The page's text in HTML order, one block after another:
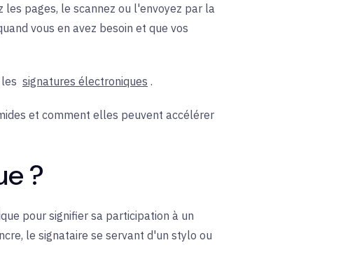
pages, le scannez ou l'envoyez par la
vous en avez besoin et que vos
signatures électroniques .
et comment elles peuvent accélérer
?
pour signifier sa participation à un
le signataire se servant d'un stylo ou